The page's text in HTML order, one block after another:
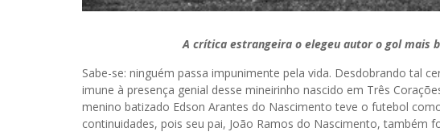
A crítica estrangeira o elegeu autor o gol mais
Sabe-se: ninguém passa impunimente pela vida. Desdobrando tal
imune à presença genial desse mineirinho nascido em Três
menino batizado Edson Arantes do Nascimento teve o futebol
continuidades, pois seu pai, João Ramos do Nascimento, também